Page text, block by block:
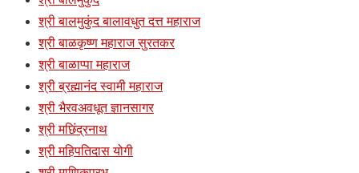
श्री बालमुकुंद बालावधुत दत्त महाराज
श्री बाळकृष्ण महाराज सुरतकर
श्री बाळाप्पा महाराज
श्री ब्रह्मानंद स्वामी महाराज
श्री भैरवअवधूत ज्ञानसागर
श्री मछिंद्रनाथ
श्री महिपतिदास योगी